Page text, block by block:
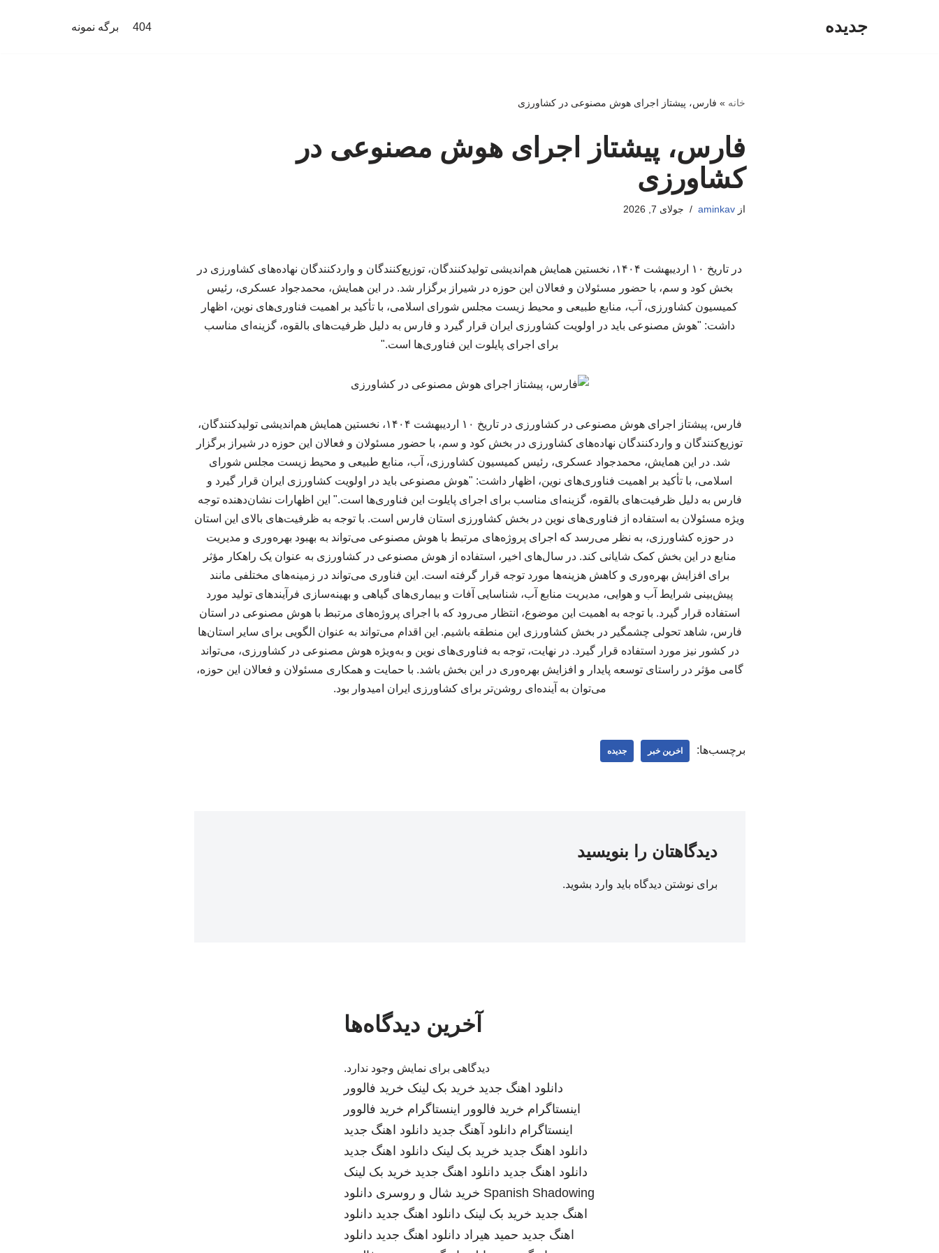
جدیده 404 برگه نمونه
خانه » فارس، پیشتاز اجرای هوش مصنوعی در کشاورزی
فارس، پیشتاز اجرای هوش مصنوعی در
کشاورزی
ازaminkav جولای 7, 2026
در تاریخ ۱۰ اردیبهشت ۱۴۰۴، نخستین همایش هم‌اندیشی تولیدکنندگان، توزیع‌کنندگان و واردکنندگان نهاده‌های کشاورزی در
بخش کود و سم، با حضور مسئولان و فعالان این حوزه در شیراز برگزار شد. در این همایش، محمدجواد عسکری، رئیس
کمیسیون کشاورزی، آب، منابع طبیعی و محیط زیست مجلس شورای اسلامی، با تأکید بر اهمیت فناوری‌های نوین، اظهار
داشت: "هوش مصنوعی باید در اولویت کشاورزی ایران قرار گیرد و فارس به دلیل ظرفیت‌های بالقوه، گزینه‌ای مناسب
برای اجرای پایلوت این فناوری‌ها است."
فارس، پیشتاز اجرای هوش مصنوعی در کشاورزی در تاریخ ۱۰ اردیبهشت ۱۴۰۴، نخستین همایش هم‌اندیشی تولیدکنندگان،
توزیع‌کنندگان و واردکنندگان نهاده‌های کشاورزی در بخش کود و سم، با حضور مسئولان و فعالان این حوزه در شیراز برگزار
شد. در این همایش، محمدجواد عسکری، رئیس کمیسیون کشاورزی، آب، منابع طبیعی و محیط زیست مجلس شورای
اسلامی، با تأکید بر اهمیت فناوری‌های نوین، اظهار داشت: "هوش مصنوعی باید در اولویت کشاورزی ایران قرار گیرد و
فارس به دلیل ظرفیت‌های بالقوه، گزینه‌ای مناسب برای اجرای پایلوت این فناوری‌ها است." این اظهارات نشان‌دهنده توجه
ویژه مسئولان به استفاده از فناوری‌های نوین در بخش کشاورزی استان فارس است. با توجه به ظرفیت‌های بالای این استان
در حوزه کشاورزی، به نظر می‌رسد که اجرای پروژه‌های مرتبط با هوش مصنوعی می‌تواند به بهبود بهره‌وری و مدیریت
منابع در این بخش کمک شایانی کند. در سال‌های اخیر، استفاده از هوش مصنوعی در کشاورزی به عنوان یک راهکار مؤثر
برای افزایش بهره‌وری و کاهش هزینه‌ها مورد توجه قرار گرفته است. این فناوری می‌تواند در زمینه‌های مختلفی مانند
پیش‌بینی شرایط آب و هوایی، مدیریت منابع آب، شناسایی آفات و بیماری‌های گیاهی و بهینه‌سازی فرآیندهای تولید مورد
استفاده قرار گیرد. با توجه به اهمیت این موضوع، انتظار می‌رود که با اجرای پروژه‌های مرتبط با هوش مصنوعی در استان
فارس، شاهد تحولی چشمگیر در بخش کشاورزی این منطقه باشیم. این اقدام می‌تواند به عنوان الگویی برای سایر استان‌ها
در کشور نیز مورد استفاده قرار گیرد. در نهایت، توجه به فناوری‌های نوین و به‌ویژه هوش مصنوعی در کشاورزی، می‌تواند
گامی مؤثر در راستای توسعه پایدار و افزایش بهره‌وری در این بخش باشد. با حمایت و همکاری مسئولان و فعالان این حوزه،
می‌توان به آینده‌ای روشن‌تر برای کشاورزی ایران امیدوار بود.
برچسب‌ها: اخرین خبر جدیده
دیدگاهتان را بنویسید
برای نوشتن دیدگاه باید وارد بشوید.
آخرین دیدگاه‌ها
دیدگاهی برای نمایش وجود ندارد.
دانلود اهنگ جدید خرید بک لینک خرید فالوور
اینستاگرام خرید فالوور اینستاگرام خرید فالوور
اینستاگرام دانلود آهنگ جدید دانلود اهنگ جدید
دانلود اهنگ جدید خرید بک لینک دانلود اهنگ جدید
دانلود اهنگ جدید دانلود اهنگ جدید خرید بک لینک
Spanish Shadowing خرید شال و روسری دانلود
اهنگ جدید خرید بک لینک دانلود اهنگ جدید دانلود
اهنگ جدید حمید هیراد دانلود اهنگ جدید دانلود